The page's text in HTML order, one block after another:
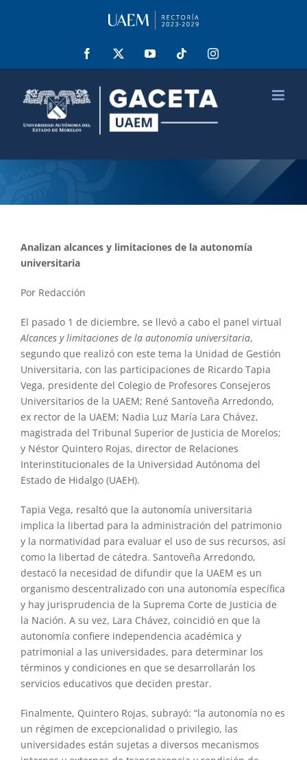
Facebook YouTube Tiktok Instagram
Analizan alcances y limitaciones de la autonomía
universitaria
Por Redacción
El pasado 1 de diciembre, se llevó a cabo el panel virtual
Alcances y limitaciones de la autonomía universitaria,
segundo que realizó con este tema la Unidad de Gestión
Universitaria, con las participaciones de Ricardo Tapia
Vega, presidente del Colegio de Profesores Consejeros
Universitarios de la UAEM; René Santoveña Arredondo,
ex rector de la UAEM; Nadia Luz María Lara Chávez,
magistrada del Tribunal Superior de Justicia de Morelos;
y Néstor Quintero Rojas, director de Relaciones
Interinstitucionales de la Universidad Autónoma del
Estado de Hidalgo (UAEH).
Tapia Vega, resaltó que la autonomía universitaria
implica la libertad para la administración del patrimonio
y la normatividad para evaluar el uso de sus recursos, así
como la libertad de cátedra. Santoveña Arredondo,
destacó la necesidad de difundir que la UAEM es un
organismo descentralizado con una autonomía específica
y hay jurisprudencia de la Suprema Corte de Justicia de
la Nación. A su vez, Lara Chávez, coincidió en que la
autonomía confiere independencia académica y
patrimonial a las universidades, para determinar los
términos y condiciones en que se desarrollarán los
servicios educativos que deciden prestar.
Finalmente, Quintero Rojas, subrayó: “la autonomía no es
un régimen de excepcionalidad o privilegio, las
universidades están sujetas a diversos mecanismos